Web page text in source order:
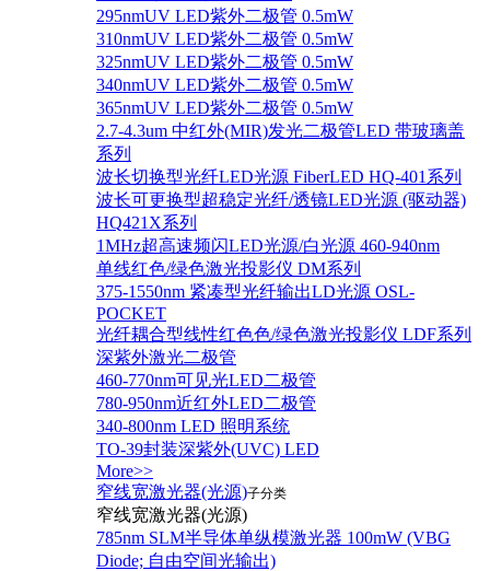
295nmUV LED紫外二极管 0.5mW
310nmUV LED紫外二极管 0.5mW
325nmUV LED紫外二极管 0.5mW
340nmUV LED紫外二极管 0.5mW
365nmUV LED紫外二极管 0.5mW
2.7-4.3um 中红外(MIR)发光二极管LED 带玻璃盖
系列
波长切换型光纤LED光源 FiberLED HQ-401系列
波长可更换型超稳定光纤/透镜LED光源 (驱动器)
HQ421X系列
1MHz超高速频闪LED光源/白光源 460-940nm
单线红色/绿色激光投影仪 DM系列
375-1550nm 紧凑型光纤输出LD光源 OSL-
POCKET
光纤耦合型线性红色色/绿色激光投影仪 LDF系列
深紫外激光二极管
460-770nm可见光LED二极管
780-950nm近红外LED二极管
340-800nm LED 照明系统
TO-39封装深紫外(UVC) LED
More>>
窄线宽激光器(光源)子分类
窄线宽激光器(光源)
785nm SLM半导体单纵模激光器 100mW (VBG
Diode; 自由空间光输出)